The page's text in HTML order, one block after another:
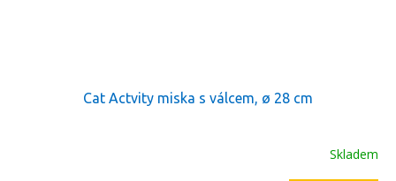
Cat Actvity miska s válcem, ø 28 cm
Skladem